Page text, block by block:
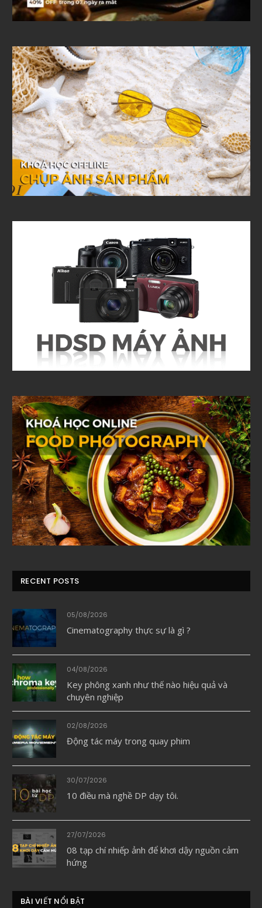
RECENT POSTS
05/08/2026
Cinematography thực sự là gì ?
04/08/2026
Key phông xanh như thế nào hiệu quả và
chuyên nghiệp
02/08/2026
Động tác máy trong quay phim
30/07/2026
10 điều mà nghề DP dạy tôi.
27/07/2026
08 tạp chí nhiếp ảnh để khơi dậy nguồn cảm
hứng
BÀI VIẾT NỔI BẬT